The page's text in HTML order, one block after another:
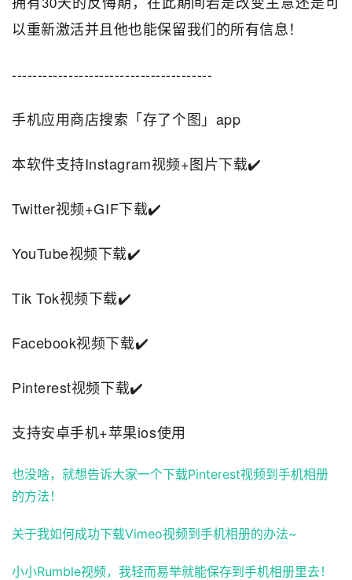
拥有30天的反悔期，在此期间若是改变主意还是可
以重新激活并且他也能保留我们的所有信息！
---------------------------------------
手机应用商店搜索「存了个图」app
本软件支持Instagram视频+图片下载✔️
Twitter视频+GIF下载✔️
YouTube视频下载✔️
Tik Tok视频下载✔️
Facebook视频下载✔️
Pinterest视频下载✔️
支持安卓手机+苹果ios使用
也没啥，就想告诉大家一个下载Pinterest视频到手机相册
的方法！
关于我如何成功下载Vimeo视频到手机相册的办法~
小小Rumble视频，我轻而易举就能保存到手机相册里去！